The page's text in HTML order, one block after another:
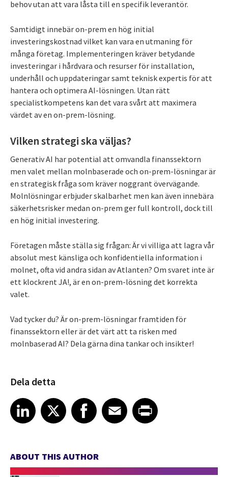
behov utan att vara låsta till en specifik leverantör.
Samtidigt innebär on-prem en hög initial
investeringskostnad vilket kan vara en utmaning för
många företag. Implementeringen kräver betydande
investeringar i hårdvara och resurser för installation,
underhåll och uppdateringar samt teknisk expertis för att
hantera och optimera AI-lösningen. Utan rätt
specialistkompetens kan det vara svårt att maximera
värdet av en on-prem-lösning.
Vilken strategi ska väljas?
Generativ AI har potential att omvandla finanssektorn
men valet mellan molnbaserade och on-prem-lösningar är
en strategisk fråga som kräver noggrant övervägande.
Molnlösningar erbjuder skalbarhet men kan även innebära
säkerhetsrisker medan on-prem ger full kontroll, dock till
en hög initial investering.
Företagen måste ställa sig frågan: Är vi villiga att lagra vår
absolut mest känsliga och konfidentiella information i
molnet, ofta vid andra sidan av Atlanten? Om svaret inte är
ett klockrent JA!, är en on-prem-lösning det korrekta
valet.
Vad tycker du? Är on-prem-lösningar framtiden för
finanssektorn eller är det värt att ta risken med
molnbaserad AI? Dela gärna dina tankar och insikter!
Dela detta
Share article on LinkedIn
LinkedIn
Share article on XShare article on Facebook
Facebook
Share article on Email
EmailShare article on Print
ABOUT THIS AUTHOR